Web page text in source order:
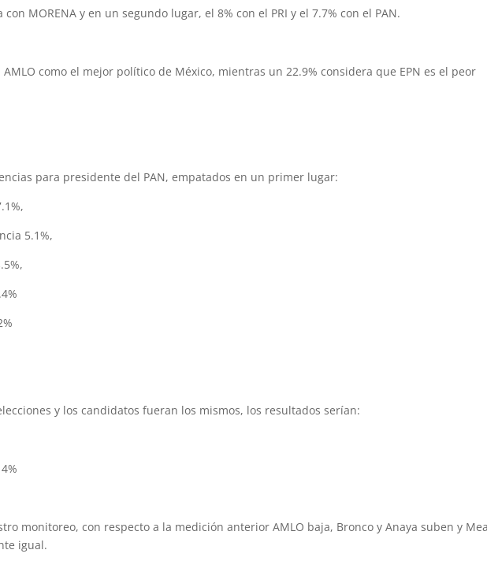
MORENA y en un segundo lugar, el 8% con el PRI y el 7.7% con el PAN.
AMLO como el mejor político de México, mientras un 22.9% considera que EPN es el peor
para presidente del PAN, empatados en un primer lugar:
5.1%,
y los candidatos fueran los mismos, los resultados serían:
monitoreo, con respecto a la medición anterior AMLO baja, Bronco y Anaya suben y
igual.